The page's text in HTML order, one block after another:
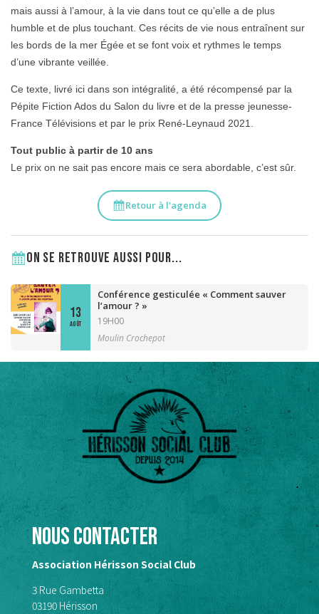
mais aussi à l’amour, à la vie dans tout ce qu’elle a de plus
humble et de plus touchant. Ces récits de vie nous entraînent sur
les bords de la mer Égée et se font voix et rythmes le temps
d’une vibrante veillée.
Ce texte, livré ici dans son intégralité, a été récompensé par la
Pépite Fiction Ados du Salon du livre et de la presse jeunesse-
France Télévisions et par le prix René-Leynaud 2021.
Tout public à partir de 10 ans
Le prix on ne sait pas encore mais ce sera abordable, c’est sûr.
Retour à l'agenda
On se retrouve aussi pour...
13
AOÛT
Conférence gesticulée « Comment sauver
l’amour ? »
19H00
Moulin Crochepot
Nous contacter
Association Hérisson Social Club
3 Rue Gambetta
03190 Hérisson